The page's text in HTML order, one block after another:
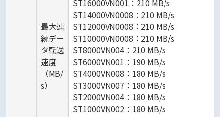
最大連
続デー
タ転送
速度
（MB/
s）
ST16000VN001：210 MB/s
ST14000VN0008：210 MB/s
ST12000VN0008：210 MB/s
ST10000VN0008：210 MB/s
ST8000VN004：210 MB/s
ST6000VN001：190 MB/s
ST4000VN008：180 MB/s
ST3000VN007：180 MB/s
ST2000VN004：180 MB/s
ST1000VN002：180 MB/s